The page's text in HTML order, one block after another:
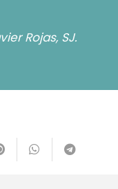
Rojas, SJ.